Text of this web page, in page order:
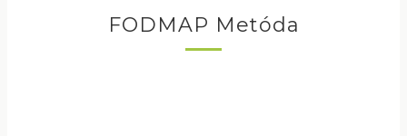
FODMAP Metóda